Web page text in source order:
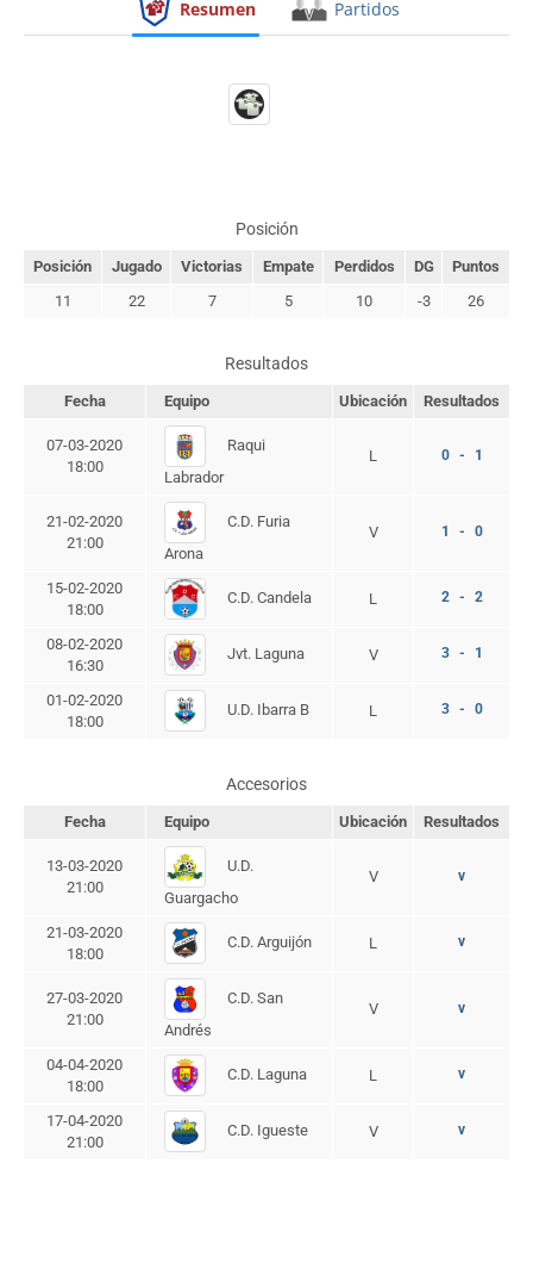
Resumen Partidos
Posición
Posición Jugado Victorias Empate Perdidos DG
Puntos
11
22 7 5 10 -3 26
Resultados
Fecha Equipo Ubicación Resultados
07-03-2020
18:00
Raqui
Labrador
L 0 - 1
21-02-2020
21:00
C.D. Furia
Arona
V 1 - 0
15-02-2020
18:00
C.D. Candela L 2 - 2
08-02-2020
16:30
Jvt. Laguna V 3 - 1
01-02-2020
18:00
U.D. Ibarra B L 3 - 0
Accesorios
Fecha Equipo Ubicación Resultados
13-03-2020
21:00
U.D.
Guargacho
V v
21-03-2020
18:00
C.D. Arguijón L v
27-03-2020
21:00
C.D. San
Andrés
V v
04-04-2020
18:00
C.D. Laguna L v
17-04-2020
21:00
C.D. Igueste V v